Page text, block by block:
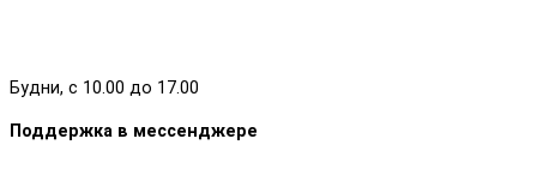
Будни, с 10.00 до 17.00
Поддержка в мессенджере